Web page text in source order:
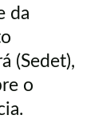
da
(Sedet),
o